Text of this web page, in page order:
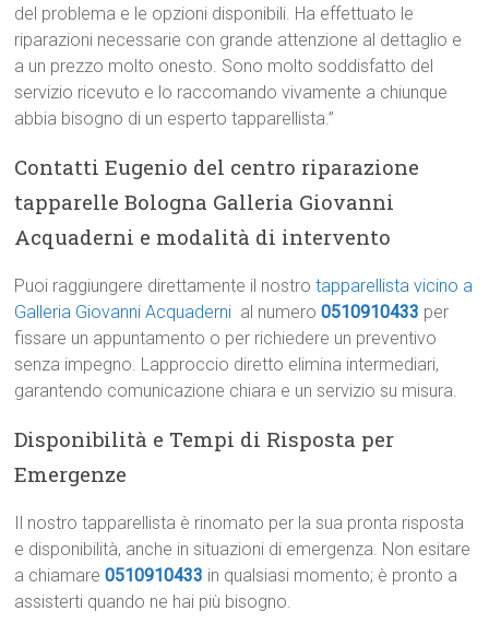
del problema e le opzioni disponibili. Ha effettuato le
riparazioni necessarie con grande attenzione al dettaglio e
a un prezzo molto onesto. Sono molto soddisfatto del
servizio ricevuto e lo raccomando vivamente a chiunque
abbia bisogno di un esperto tapparellista.”
Contatti Eugenio del centro riparazione
tapparelle Bologna Galleria Giovanni
Acquaderni e modalità di intervento
Puoi raggiungere direttamente il nostrotapparellista vicino a
Galleria Giovanni Acquaderni al numero0510910433 per
fissare un appuntamento o per richiedere un preventivo
senza impegno. Lapproccio diretto elimina intermediari,
garantendo comunicazione chiara e un servizio su misura.
Disponibilità e Tempi di Risposta per
Emergenze
Il nostro tapparellista è rinomato per la sua pronta risposta
e disponibilità, anche in situazioni di emergenza. Non esitare
a chiamare0510910433 in qualsiasi momento; è pronto a
assisterti quando ne hai più bisogno.